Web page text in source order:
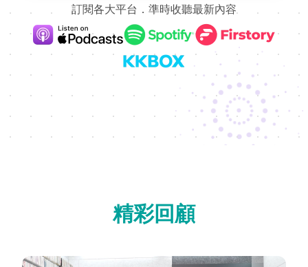
訂閱各大平台．準時收聽最新內容
精彩回顧